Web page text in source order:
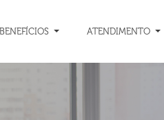
BENEFÍCIOS ATENDIMENTO